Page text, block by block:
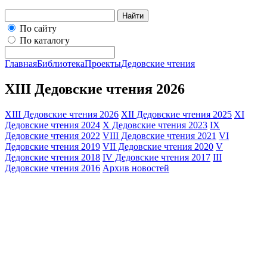
Найти
По сайту
По каталогу
ГлавнаяБиблиотекаПроектыДедовские чтения
XIII Дедовские чтения 2026
XIII Дедовские чтения 2026 XII Дедовские чтения 2025 XI
Дедовские чтения 2024 X Дедовские чтения 2023 IX
Дедовские чтения 2022 VIII Дедовские чтения 2021 VI
Дедовские чтения 2019 VII Дедовские чтения 2020 V
Дедовские чтения 2018 IV Дедовские чтения 2017 III
Дедовские чтения 2016 Архив новостей